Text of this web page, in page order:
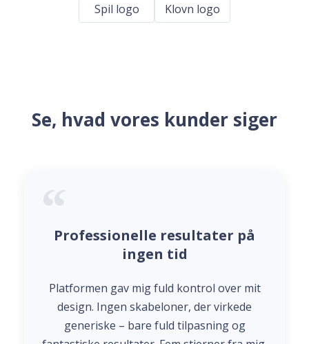
Spil logo
Klovn logo
Se, hvad vores kunder siger
Professionelle resultater på
ingen tid
Platformen gav mig fuld kontrol over mit
design. Ingen skabeloner, der virkede
generiske – bare fuld tilpasning og